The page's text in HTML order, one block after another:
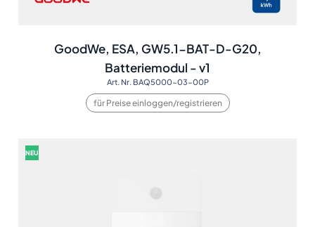
GoodWe, ESA, GW5.1-BAT-D-G20,
Batteriemodul - v1
Art. Nr. BAQ5000-03-00P
für Preise einloggen/registrieren
NEU